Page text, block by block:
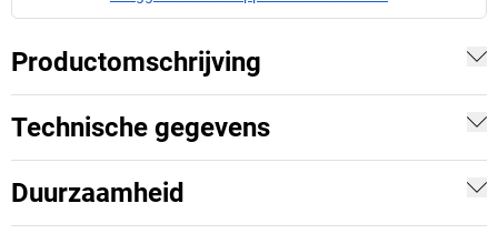
Productomschrijving
Technische gegevens
Duurzaamheid